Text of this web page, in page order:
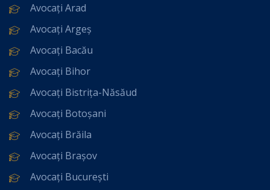
Avocați Arad
Avocați Argeș
Avocați Bacău
Avocați Bihor
Avocați Bistrița-Năsăud
Avocați Botoșani
Avocați Brăila
Avocați Brașov
Avocați București